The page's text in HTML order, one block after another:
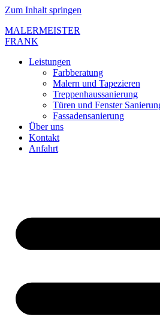
Zum Inhalt springen
MALERMEISTER
FRANK
Leistungen
Farbberatung
Malern und Tapezieren
Treppenhaussanierung
Türen und Fenster
Fassadensanierung
Über uns
Kontakt
Anfahrt